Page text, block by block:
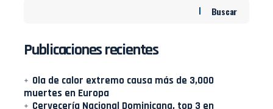
Buscar
Publicaciones recientes
Ola de calor extremo causa más de 3,000
muertes en Europa
Cervecería Nacional Dominicana, top 3 en